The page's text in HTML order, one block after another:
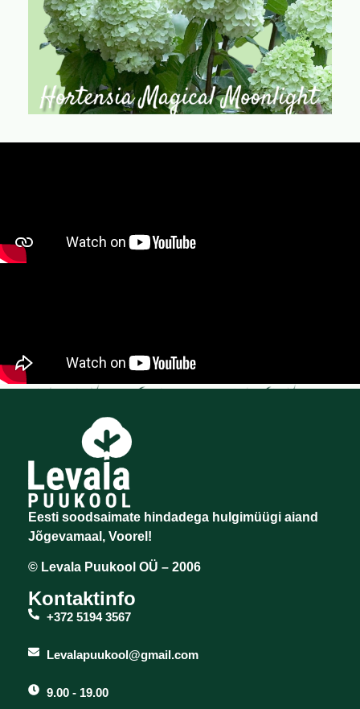
Eesti soodsaimate hindadega hulgimüügi aiand
Jõgevamaal, Voorel!
© Levala Puukool OÜ – 2006
Kontaktinfo
+372 5194 3567
Levalapuukool@gmail.com
9.00 - 19.00